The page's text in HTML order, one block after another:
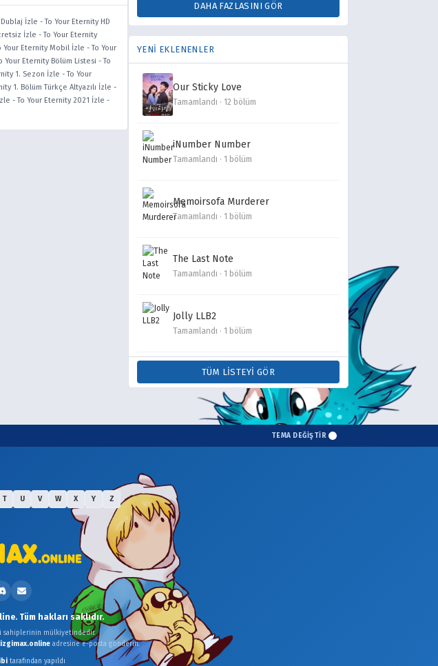
İzle -To Your Eternity HD
İzle -To Your Eternity
Your Eternity Mobil İzle -To Your
Your Eternity Bölüm Listesi -To
1. Sezon İzle -To Your
1. Bölüm Türkçe Altyazılı İzle -
-To Your Eternity 2021 İzle -
DAHA FAZLASINI GÖR
YENİ EKLENENLER
Our Sticky Love
Tamamlandı · 12 bölüm
iNumber Number
Tamamlandı · 1 bölüm
Memoirsofa Murderer
Tamamlandı · 1 bölüm
The Last Note
Tamamlandı · 1 bölüm
Jolly LLB2
Tamamlandı · 1 bölüm
TÜM LISTEYI GÖR
TEMA DEĞİŞTİR
T U V W X Y Z
Tüm hakları saklıdır.
sahiplerinin mülkiyetindedir.
adresine e-posta gönderin.
tarafından yapıldı